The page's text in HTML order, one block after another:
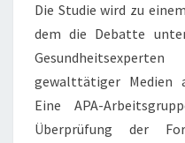
Die Studie wird zu
dem die Debatte
gewalttätiger Medien
Eine APA-
Überprüfung der